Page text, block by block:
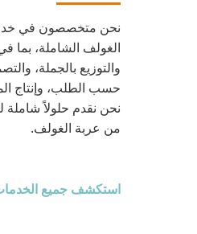
نحن متخصصون في
الغولف الشاملة، بما
والتوزيع بالجملة،
حسب الطلب، وإنتاج
نحن نقدم حلولاً شاملة
من عربة الغولف.
استكشف جميع